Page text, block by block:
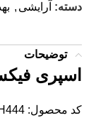
دسته: آرایشی ,
توضیحات
اسپری
کد محصول: RTSAH444